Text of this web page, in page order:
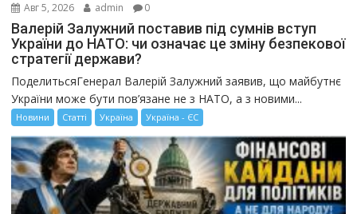
Авг 5, 2026 admin 0
Валерій Залужний поставив під сумнів вступ
України до НАТО: чи означає це зміну безпекової
стратегії держави?
ПоделитьсяГенерал Валерій Залужний заявив, що майбутнє
України може бути пов’язане не з НАТО, а з новими...
Новини Статті Україна Україна - ЄС